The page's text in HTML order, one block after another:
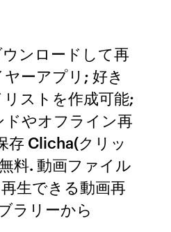
ンロードして再
ーアプリ; 好き
ストを作成可能;
やオフライン再
存 Clicha(クリッ
料. 動画ファイル
生できる動画再
ラリーから